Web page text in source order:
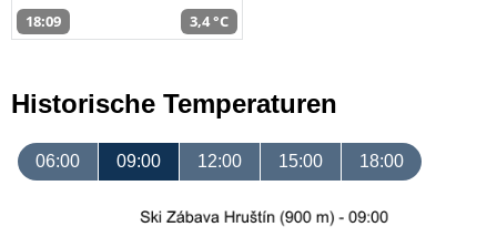
18:09 3,4 °C
Historische Temperaturen
06:00 09:00 12:00 15:00 18:00